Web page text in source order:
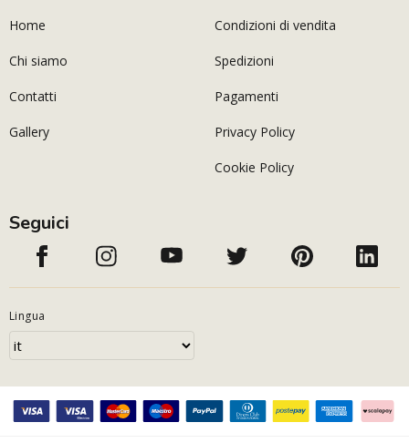
Home
Chi siamo
Contatti
Gallery
Condizioni di vendita
Spedizioni
Pagamenti
Privacy Policy
Cookie Policy
Seguici
Lingua